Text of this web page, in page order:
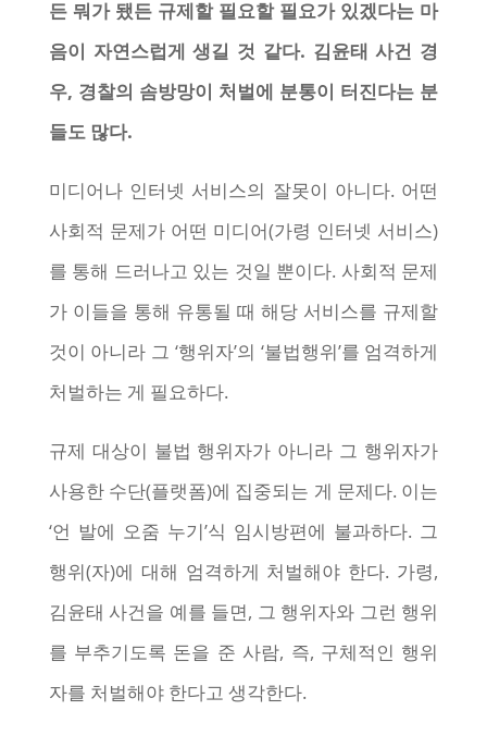
든 뭐가 됐든 규제할 필요할 필요가 있겠다는 마
음이 자연스럽게 생길 것 같다. 김윤태 사건 경
우, 경찰의 솜방망이 처벌에 분통이 터진다는 분
들도 많다.
미디어나 인터넷 서비스의 잘못이 아니다. 어떤
사회적 문제가 어떤 미디어(가령 인터넷 서비스)
를 통해 드러나고 있는 것일 뿐이다. 사회적 문제
가 이들을 통해 유통될 때 해당 서비스를 규제할
것이 아니라 그 ‘행위자’의 ‘불법행위’를 엄격하게
처벌하는 게 필요하다.
규제 대상이 불법 행위자가 아니라 그 행위자가
사용한 수단(플랫폼)에 집중되는 게 문제다. 이는
‘언 발에 오줌 누기’식 임시방편에 불과하다. 그
행위(자)에 대해 엄격하게 처벌해야 한다. 가령,
김윤태 사건을 예를 들면, 그 행위자와 그런 행위
를 부추기도록 돈을 준 사람, 즉, 구체적인 행위
자를 처벌해야 한다고 생각한다.